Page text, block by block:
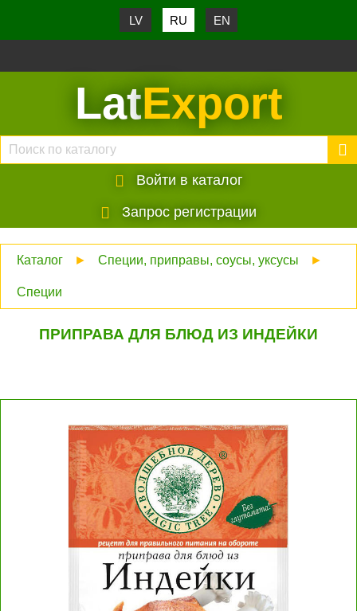
LV RU EN
LatExport
Войти в каталог
Запрос регистрации
Каталог ► Специи, приправы, соусы, уксусы ►
Специи
ПРИПРАВА ДЛЯ БЛЮД ИЗ ИНДЕЙКИ